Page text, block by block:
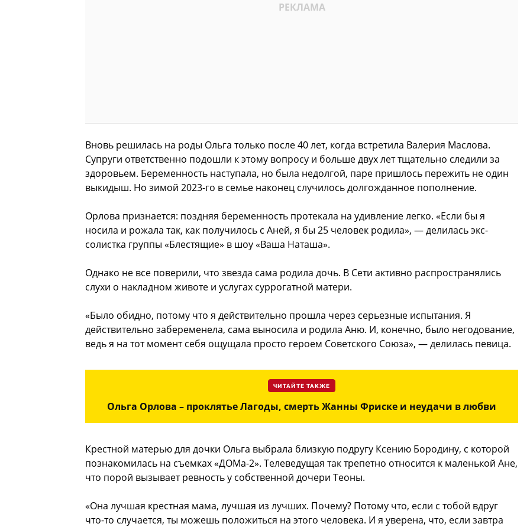
Вновь решилась на роды Ольга только после 40 лет, когда встретила Валерия Маслова.
Супруги ответственно подошли к этому вопросу и больше двух лет тщательно следили за
здоровьем. Беременность наступала, но была недолгой, паре пришлось пережить не один
выкидыш. Но зимой 2023-го в семье наконец случилось долгожданное пополнение.
Орлова признается: поздняя беременность протекала на удивление легко. «Если бы я
носила и рожала так, как получилось с Аней, я бы 25 человек родила», — делилась экс-
солистка группы «Блестящие» в шоу «Ваша Наташа».
Однако не все поверили, что звезда сама родила дочь. В Сети активно распространялись
слухи о накладном животе и услугах суррогатной матери.
«Было обидно, потому что я действительно прошла через серьезные испытания. Я
действительно забеременела, сама выносила и родила Аню. И, конечно, было негодование,
ведь я на тот момент себя ощущала просто героем Советского Союза», — делилась певица.
ЧИТАЙТЕ ТАКЖЕ
Ольга Орлова – проклятье Лагоды, смерть Жанны Фриске и неудачи в любви
Крестной матерью для дочки Ольга выбрала близкую подругу Ксению Бородину, с которой
познакомилась на съемках «ДОМа-2». Телеведущая так трепетно относится к маленькой Ане,
что порой вызывает ревность у собственной дочери Теоны.
«Она лучшая крестная мама, лучшая из лучших. Почему? Потому что, если с тобой вдруг
что-то случается, ты можешь положиться на этого человека. И я уверена, что, если завтра